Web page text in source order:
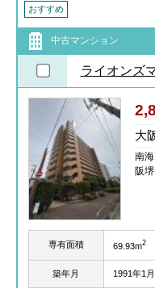
おすすめ
中古マンション
ライオンズ
大
南
阪
専有面積 69.93m2
築年月 1991年1月